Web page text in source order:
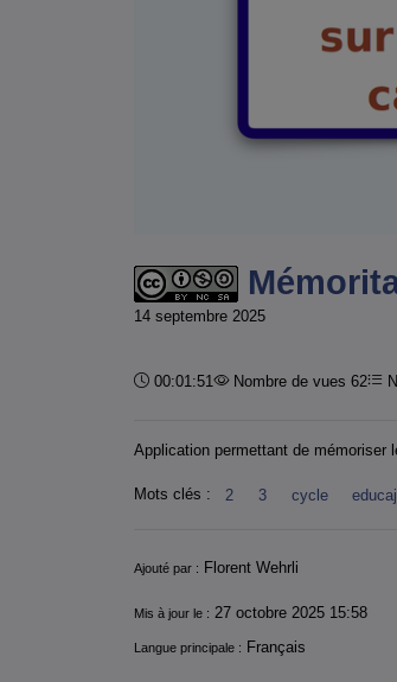
14 septembre 2025
Durée :
00:01:51 Nombre de vues 62
Application permettant de mémoriser
Mots clés : 2 3 cycle
Informations
Ajouté par : Florent Wehrli
Mis à jour le : 27 octobre 2025 15:58
Langue principale : Français